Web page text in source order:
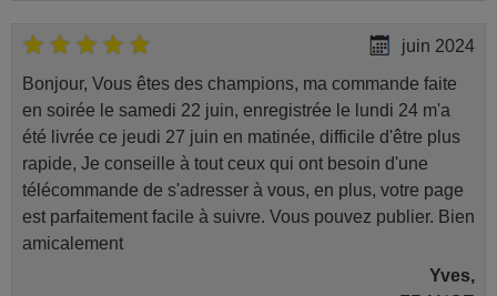
ELECTRONIA LD22FHD
ESSENTIELB VELINIO 24
Elbe XTV1914USB
Elbe XTV2204USB
Elettra 10095328
(LED32STOMPA)
Elettra 10095329
(LED42STOMPA)
Elettra 10098659
(LED39STOMPA)
Elettra 10099655
juin 2024
Bonjour, Vous êtes des champions, ma commande faite
en soirée le samedi 22 juin, enregistrée le lundi 24 m'a
été livrée ce jeudi 27 juin en matinée, difficile d'être plus
rapide, Je conseille à tout ceux qui ont besoin d'une
télécommande de s'adresser à vous, en plus, votre page
est parfaitement facile à suivre. Vous pouvez publier. Bien
amicalement
Yves,